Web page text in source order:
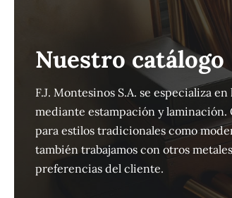
Nuestro catálogo
F.J. Montesinos S.A. se especializa
mediante estampación y laminación.
para estilos tradicionales como
también trabajamos con otros
preferencias del cliente.